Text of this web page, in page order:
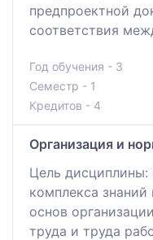
предпроектной
соответствия
Год обучения - 3
Семестр - 1
Кредитов - 4
Организация и
Цель дисциплины:
комплекса знаний
основ
труда и труда